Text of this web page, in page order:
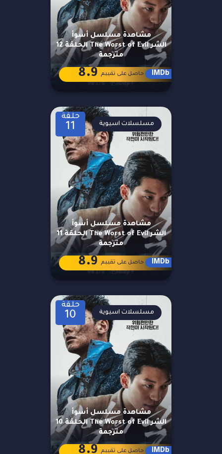
مشاهدة مسلسل أسوأ
الشر The Worst of Evil الحلقة 12
مترجمة
IMDb حاصل على تقييم 8.9
حلقة
11
مشاهدة مسلسل أسوأ
الشر The Worst of Evil الحلقة 11
مترجمة
مسلسلات اسيوية
IMDb حاصل على تقييم 8.9
حلقة
10
مشاهدة مسلسل أسوأ
الشر The Worst of Evil الحلقة 10
مترجمة
مسلسلات اسيوية
IMDb حاصل على تقييم 8.9